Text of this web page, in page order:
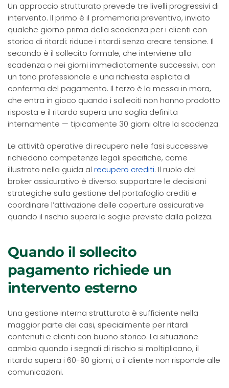
Un approccio strutturato prevede tre livelli progressivi di
intervento. Il primo è il promemoria preventivo, inviato
qualche giorno prima della scadenza per i clienti con
storico di ritardi: riduce i ritardi senza creare tensione. Il
secondo è il sollecito formale, che interviene alla
scadenza o nei giorni immediatamente successivi, con
un tono professionale e una richiesta esplicita di
conferma del pagamento. Il terzo è la messa in mora,
che entra in gioco quando i solleciti non hanno prodotto
risposta e il ritardo supera una soglia definita
internamente — tipicamente 30 giorni oltre la scadenza.
Le attività operative di recupero nelle fasi successive
richiedono competenze legali specifiche, come
illustrato nella guida al recupero crediti. Il ruolo del
broker assicurativo è diverso: supportare le decisioni
strategiche sulla gestione del portafoglio crediti e
coordinare l’attivazione delle coperture assicurative
quando il rischio supera le soglie previste dalla polizza.
Quando il sollecito
pagamento richiede un
intervento esterno
Una gestione interna strutturata è sufficiente nella
maggior parte dei casi, specialmente per ritardi
contenuti e clienti con buono storico. La situazione
cambia quando i segnali di rischio si moltiplicano, il
ritardo supera i 60-90 giorni, o il cliente non risponde alle
comunicazioni.